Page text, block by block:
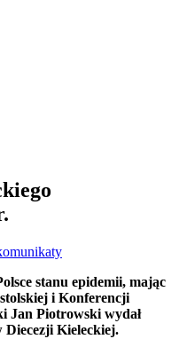
stanu epidemii, mając
i Konferencji
Jan Piotrowski wydał
Kieleckiej.